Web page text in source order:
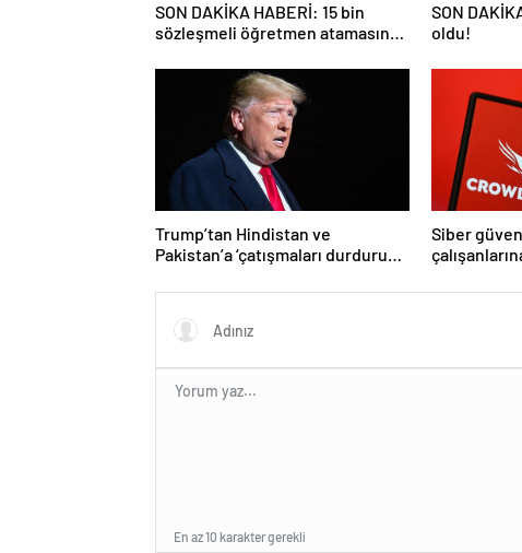
SON DAKİKA HABERİ: 15 bin
sözleşmeli öğretmen atamasında
açıklandı
SON
oldu!
Trump’tan Hindistan ve
Pakistan’a ‘çatışmaları durdurun’
Siber
En az 10 karakter gerekli